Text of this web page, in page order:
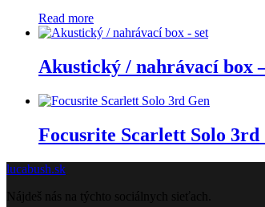
Read more
Akustický / nahrávací box
Focusrite Scarlett Solo 3rd
lucabush.sk
Nájdeš nás na týchto sociálnych sieťach.